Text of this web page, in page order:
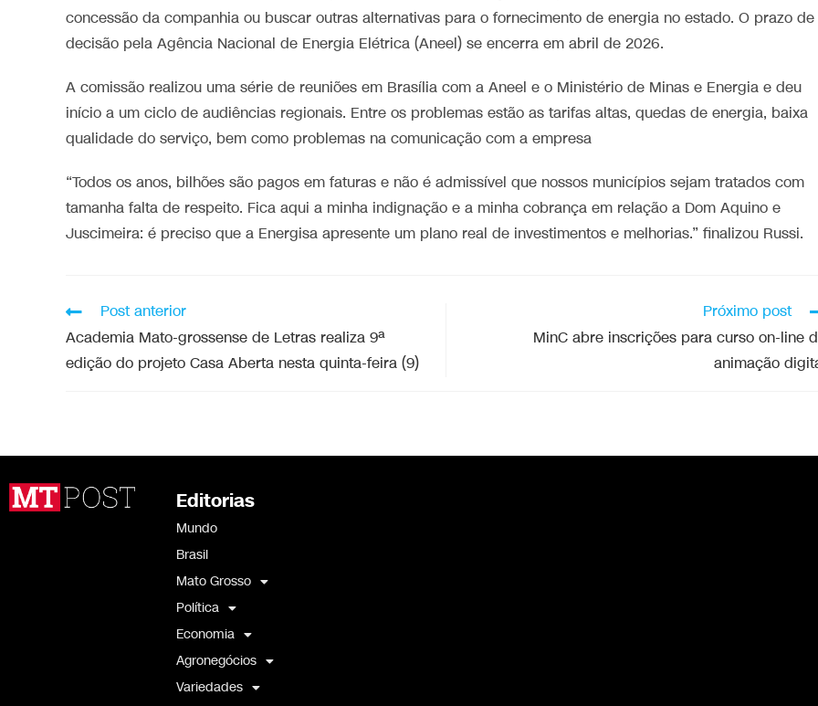
concessão da companhia ou buscar outras alternativas para o fornecimento de energia no estado. O prazo de
decisão pela Agência Nacional de Energia Elétrica (Aneel) se encerra em abril de 2026.
A comissão realizou uma série de reuniões em Brasília com a Aneel e o Ministério de Minas e Energia e deu
início a um ciclo de audiências regionais. Entre os problemas estão as tarifas altas, quedas de energia, baixa
qualidade do serviço, bem como problemas na comunicação com a empresa
“Todos os anos, bilhões são pagos em faturas e não é admissível que nossos municípios sejam tratados com
tamanha falta de respeito. Fica aqui a minha indignação e a minha cobrança em relação a Dom Aquino e
Juscimeira: é preciso que a Energisa apresente um plano real de investimentos e melhorias.” finalizou Russi.
Post anterior
Academia Mato-grossense de Letras realiza 9ª
edição do projeto Casa Aberta nesta quinta-feira (9)
Próximo post
MinC abre inscrições para curso on-line
animação
Editorias
Mundo
Brasil
Mato Grosso
Política
Economia
Agronegócios
Variedades